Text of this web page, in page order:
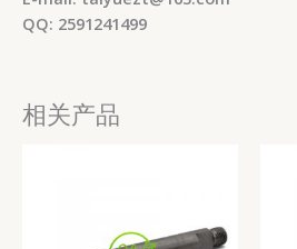
QQ: 2591241499
相关产品